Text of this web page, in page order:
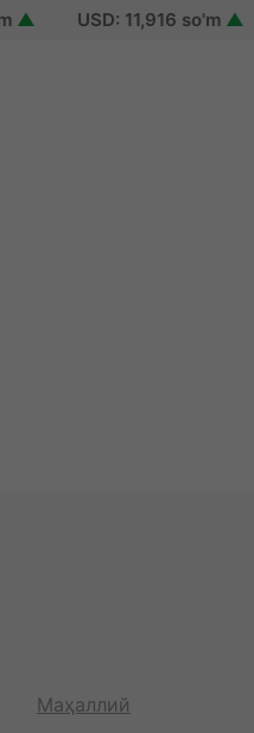
USD: 11,916 so'm▲
Маҳаллий